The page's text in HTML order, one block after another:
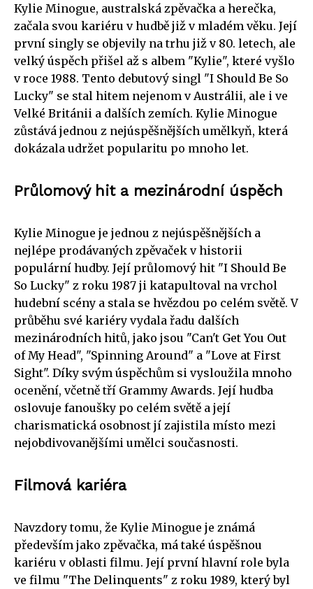
Kylie Minogue, australská zpěvačka a herečka,
začala svou kariéru v hudbě již v mladém věku. Její
první singly se objevily na trhu již v 80. letech, ale
velký úspěch přišel až s albem "Kylie", které vyšlo
v roce 1988. Tento debutový singl "I Should Be So
Lucky" se stal hitem nejenom v Austrálii, ale i ve
Velké Británii a dalších zemích. Kylie Minogue
zůstává jednou z nejúspěšnějších umělkyň, která
dokázala udržet popularitu po mnoho let.
Průlomový hit a mezinárodní úspěch
Kylie Minogue je jednou z nejúspěšnějších a
nejlépe prodávaných zpěvaček v historii
populární hudby. Její průlomový hit "I Should Be
So Lucky" z roku 1987 ji katapultoval na vrchol
hudební scény a stala se hvězdou po celém světě. V
průběhu své kariéry vydala řadu dalších
mezinárodních hitů, jako jsou "Can't Get You Out
of My Head", "Spinning Around" a "Love at First
Sight". Díky svým úspěchům si vysloužila mnoho
ocenění, včetně tří Grammy Awards. Její hudba
oslovuje fanoušky po celém světě a její
charismatická osobnost jí zajistila místo mezi
nejobdivovanějšími umělci současnosti.
Filmová kariéra
Navzdory tomu, že Kylie Minogue je známá
především jako zpěvačka, má také úspěšnou
kariéru v oblasti filmu. Její první hlavní role byla
ve filmu "The Delinquents" z roku 1989, který byl